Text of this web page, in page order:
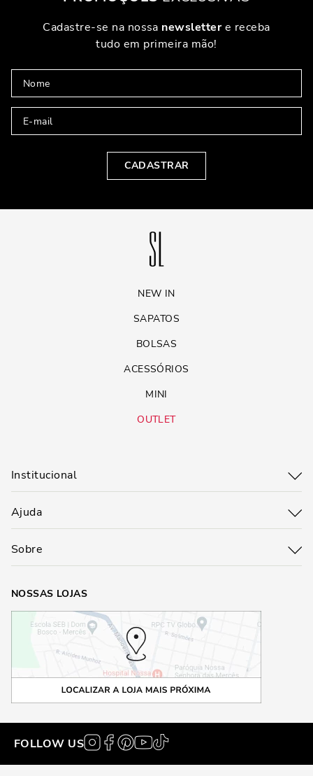
Cadastre-se na nossa newslettere receba
tudo em primeira mão!
CADASTRAR
NEW IN
SAPATOS
BOLSAS
ACESSÓRIOS
MINI
OUTLET
Institucional
Ajuda
Sobre
NOSSAS LOJAS
FOLLOW US